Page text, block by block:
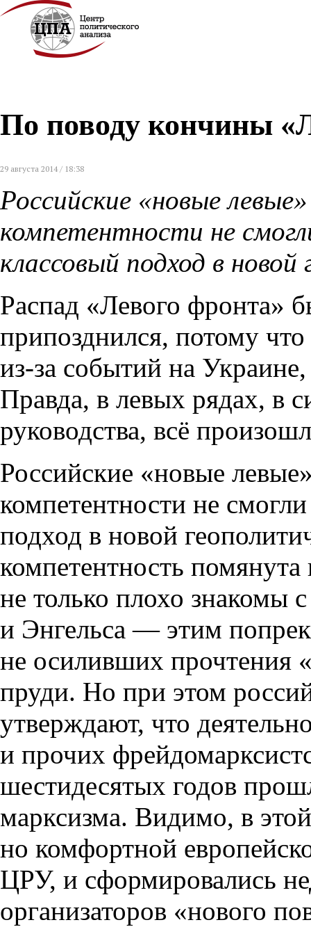
По поводу кончины
29 августа 2014 / 18:38
Российские «новые
компетентности не
классовый подход в
Распад «Левого фронта»
припозднился, потому
из-за событий на
Правда, в левых рядах, в
руководства, всё
Российские «новые
компетентности не
подход в новой
компетентность
не только плохо знакомы
и Энгельса — этим
не осиливших прочтения
пруди. Но при этом
утверждают, что
и прочих
шестидесятых годов
марксизма. Видимо, в
но комфортной
ЦРУ, и сформировались
организаторов «нового